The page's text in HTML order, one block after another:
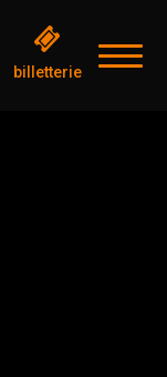
billetterie